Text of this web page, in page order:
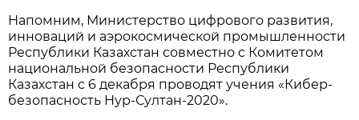
Напомним, Министерство цифрового развития,
инноваций и аэрокосмической промышленности
Республики Казахстан совместно с Комитетом
национальной безопасности Республики
Казахстан с 6 декабря проводят учения «Кибер-
безопасность Нур-Султан-2020».